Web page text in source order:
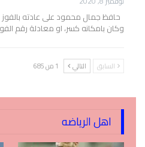
حافظ جمال محمود على عادته بالفوز
وكان بامكانه كسر، او معادلة رقم
السابق التالي 1 من 685
اهل الرياضه